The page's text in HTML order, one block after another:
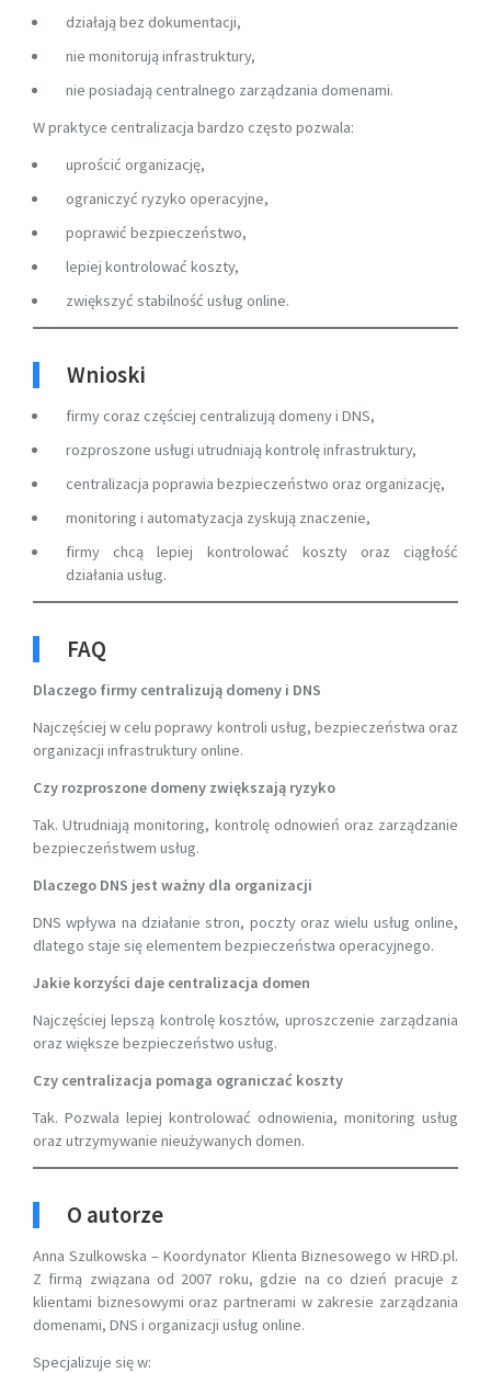
działają bez dokumentacji,
nie monitorują infrastruktury,
nie posiadają centralnego zarządzania domenami.
W praktyce centralizacja bardzo często pozwala:
uprościć organizację,
ograniczyć ryzyko operacyjne,
poprawić bezpieczeństwo,
lepiej kontrolować koszty,
zwiększyć stabilność usług online.
Wnioski
firmy coraz częściej centralizują domeny i DNS,
rozproszone usługi utrudniają kontrolę infrastruktury,
centralizacja poprawia bezpieczeństwo oraz organizację,
monitoring i automatyzacja zyskują znaczenie,
firmy chcą lepiej kontrolować koszty oraz ciągłość
działania usług.
FAQ
Dlaczego firmy centralizują domeny i DNS
Najczęściej w celu poprawy kontroli usług, bezpieczeństwa oraz
organizacji infrastruktury online.
Czy rozproszone domeny zwiększają ryzyko
Tak. Utrudniają monitoring, kontrolę odnowień oraz zarządzanie
bezpieczeństwem usług.
Dlaczego DNS jest ważny dla organizacji
DNS wpływa na działanie stron, poczty oraz wielu usług online,
dlatego staje się elementem bezpieczeństwa operacyjnego.
Jakie korzyści daje centralizacja domen
Najczęściej lepszą kontrolę kosztów, uproszczenie zarządzania
oraz większe bezpieczeństwo usług.
Czy centralizacja pomaga ograniczać koszty
Tak. Pozwala lepiej kontrolować odnowienia, monitoring usług
oraz utrzymywanie nieużywanych domen.
O autorze
Anna Szulkowska – Koordynator Klienta Biznesowego w HRD.pl.
Z firmą związana od 2007 roku, gdzie na co dzień pracuje z
klientami biznesowymi oraz partnerami w zakresie zarządzania
domenami, DNS i organizacji usług online.
Specjalizuje się w: